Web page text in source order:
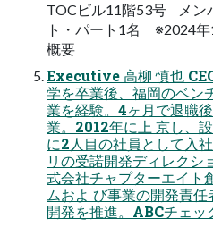
TOCビル11階53号 メ
ト・パート1名 ※2024
概要
Executive 高柳 慎也
学を卒業後、福岡のベン
業を経験。4ヶ月で退職
業。2012年に上 京し、
に2人目の社員として入
リの受諾開発ディレクシ
式会社チャプターエイト
ムおよ び事業の開発責
開発を推進。ABCチェッ